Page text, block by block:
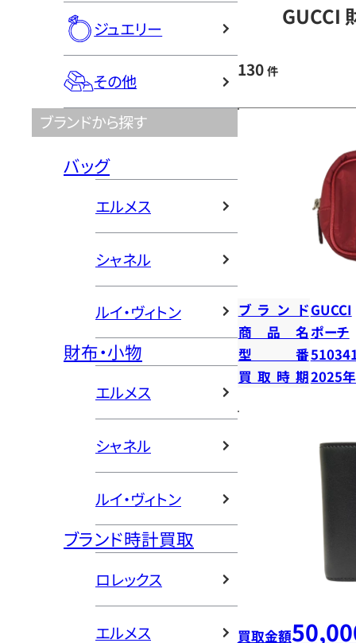
ジュエリー
その他
ブランドから探す
バッグ
エルメス
シャネル
ルイ・ヴィトン
財布・小物
エルメス
シャネル
ルイ・ヴィトン
ブランド時計買取
ロレックス
エルメス
GUCCI
130 件
ブランドGUCCI
商品名ポーチ
型番
買取時期2025
買取金額